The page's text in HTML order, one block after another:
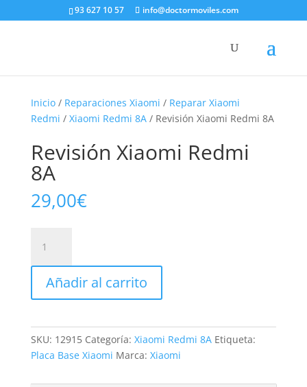
93 627 10 57 info@doctormoviles.com
Inicio/ Reparaciones Xiaomi / Reparar Xiaomi
Redmi / Xiaomi Redmi 8A/ Revisión Xiaomi Redmi 8A
Revisión Xiaomi Redmi
8A
29,00€
Xiaomi
Redmi
cantidad
Añadir al carrito
SKU: 12915 Categoría: Xiaomi Redmi 8A Etiqueta:
Placa Base Xiaomi Marca: Xiaomi